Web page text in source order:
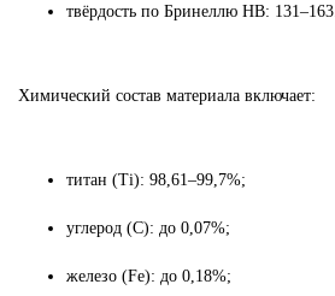
твёрдость по Бринеллю HB: 131–163.
Химический состав материала включает:
титан (Ti): 98,61–99,7%;
углерод (C): до 0,07%;
железо (Fe): до 0,18%;